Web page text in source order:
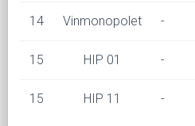
14 Vinmonopolet -
15 HIP 01 -
15 HIP 11 -